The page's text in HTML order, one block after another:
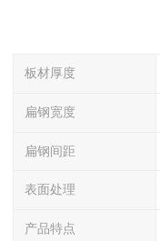
板材厚度
扁钢宽度
扁钢间距
表面处理
产品特点